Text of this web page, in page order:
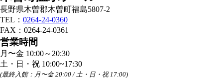
長野県木曽郡木曽町福島5807-2
TEL： 0264-24-0360
FAX：0264-24-0361
営業時間
月〜金 10:00～20:30
土・日・祝 10:00~17:30
(最終入館：月〜金 20:00 / 土・日・祝 17:00)